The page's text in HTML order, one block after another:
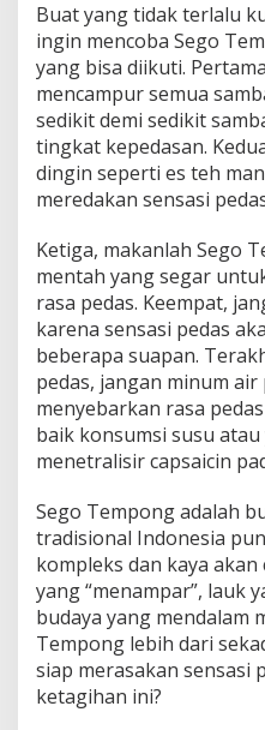
Buat yang tidak terlalu
ingin mencoba Sego
yang bisa diikuti.
mencampur semua
sedikit demi sedikit
tingkat kepedasan.
dingin seperti es teh
meredakan sensasi
Ketiga, makanlah Sego
mentah yang segar
rasa pedas. Keempat,
karena sensasi pedas
beberapa suapan.
pedas, jangan minum
menyebarkan rasa
baik konsumsi susu
menetralisir capsaicin
Sego Tempong adalah
tradisional Indonesia
kompleks dan kaya
yang “menampar”, lauk
budaya yang mendalam
Tempong lebih dari
siap merasakan sensasi
ketagihan ini?